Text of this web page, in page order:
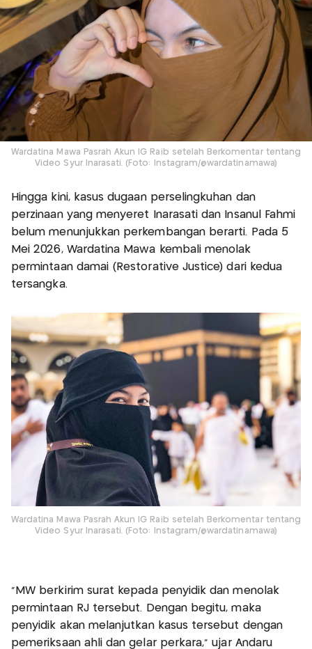
Wardatina Mawa Pasrah Akun IG Raib setelah Berkomentar tentang
Video Syur Inarasati. (Foto: Instagram/@wardatinamawa)
Hingga kini, kasus dugaan perselingkuhan dan
perzinaan yang menyeret Inarasati dan Insanul Fahmi
belum menunjukkan perkembangan berarti. Pada 5
Mei 2026, Wardatina Mawa kembali menolak
permintaan damai (Restorative Justice) dari kedua
tersangka.
Wardatina Mawa Pasrah Akun IG Raib setelah Berkomentar tentang
Video Syur Inarasati. (Foto: Instagram/@wardatinamawa)
“MW berkirim surat kepada penyidik dan menolak
permintaan RJ tersebut. Dengan begitu, maka
penyidik akan melanjutkan kasus tersebut dengan
pemeriksaan ahli dan gelar perkara,” ujar Andaru